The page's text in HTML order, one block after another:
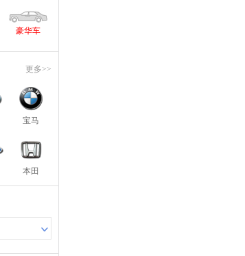
豪华车
更多>>
宝马
本田